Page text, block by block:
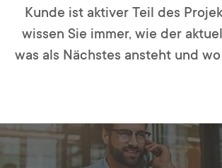
Kunde ist aktiver Teil des
wissen Sie immer, wie der
was als Nächstes ansteht und